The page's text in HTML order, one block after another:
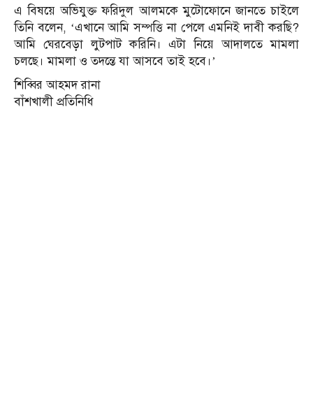
এ বিষয়ে অভিযুক্ত ফরিদুল আলমকে মুটোফোনে জানতে চাইলে
তিনি বলেন, ‘এখানে আমি সম্পত্তি না পেলে এমনিই দাবী করছি?
আমি ঘেরবেড়া লুটপাট করিনি। এটা নিয়ে আদালতে মামলা
চলছে। মামলা ও তদন্তে যা আসবে তাই হবে।’
শিব্বির আহমদ রানা
বাঁশখালী প্রতিনিধি